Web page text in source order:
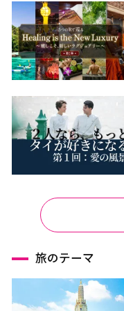
旅のテーマ